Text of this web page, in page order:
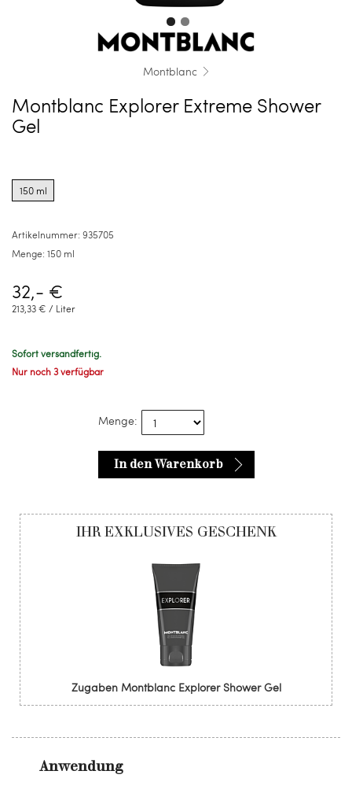
Montblanc
Montblanc Explorer Extreme Shower
Gel
options
for
150 ml
Artikelnummer: 935705
Menge: 150 ml
32,- €
213,33 € / Liter
Sofort versandfertig.
Nur noch 3 verfügbar
Menge:
In den Warenkorb
Anwendung
IHR EXKLUSIVES GESCHENK
Zugaben Montblanc Explorer Shower Gel